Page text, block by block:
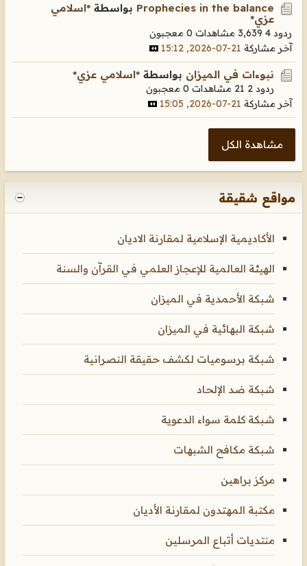
Prophecies in the balance بواسطة *اسلامي
عزي*
ردود 4 3,639 مشاهدات
0 معجبون
آخر مشاركة 21-07-2026, 15:12
نبوءات في الميزان بواسطة *اسلامي عزي*
ردود 2 21 مشاهدات
0 معجبون
آخر مشاركة 21-07-2026, 15:05
مشاهدة الكل
مواقع شقيقة
الأكاديمية الإسلامية لمقارنة الاديان
الهيئة العالمية للإعجاز العلمي في القرآن والسنة
شبكة الأحمدية في الميزان
شبكة البهائية في الميزان
شبكة برسوميات لكشف حقيقة النصرانية
شبكة ضد الإلحاد
شبكة كلمة سواء الدعوية
شبكة مكافح الشبهات
مركز براهين
مكتبة المهتدون لمقارنة الأديان
منتديات أتباع المرسلين